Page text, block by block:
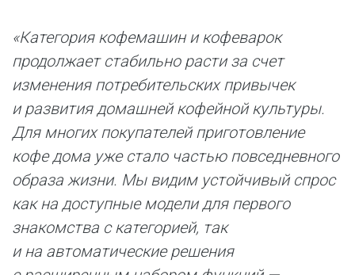
«Категория кофемашин и кофеварок
продолжает стабильно расти за счет
изменения потребительских привычек
и развития домашней кофейной культуры.
Для многих покупателей приготовление
кофе дома уже стало частью повседневного
образа жизни. Мы видим устойчивый спрос
как на доступные модели для первого
знакомства с категорией, так
и на автоматические решения